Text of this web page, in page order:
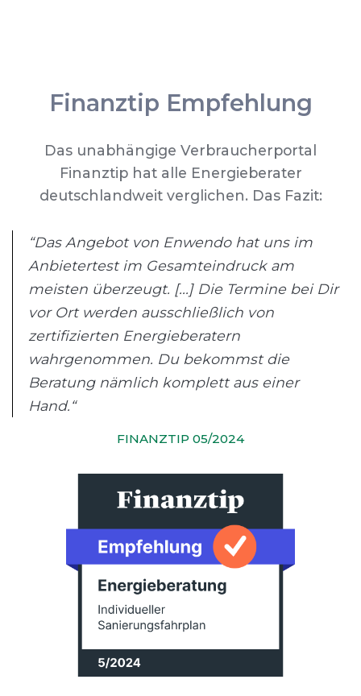
Finanztip Empfehlung
Das unabhängige Verbraucherportal
Finanztip hat alle Energieberater
deutschlandweit verglichen. Das Fazit:
“Das Angebot von Enwendo hat uns im
Anbietertest im Gesamteindruck am
meisten überzeugt. [...] Die Termine bei Dir
vor Ort werden ausschließlich von
zertifizierten Energieberatern
wahrgenommen. Du bekommst die
Beratung nämlich komplett aus einer
Hand.“
FINANZTIP 05/2024